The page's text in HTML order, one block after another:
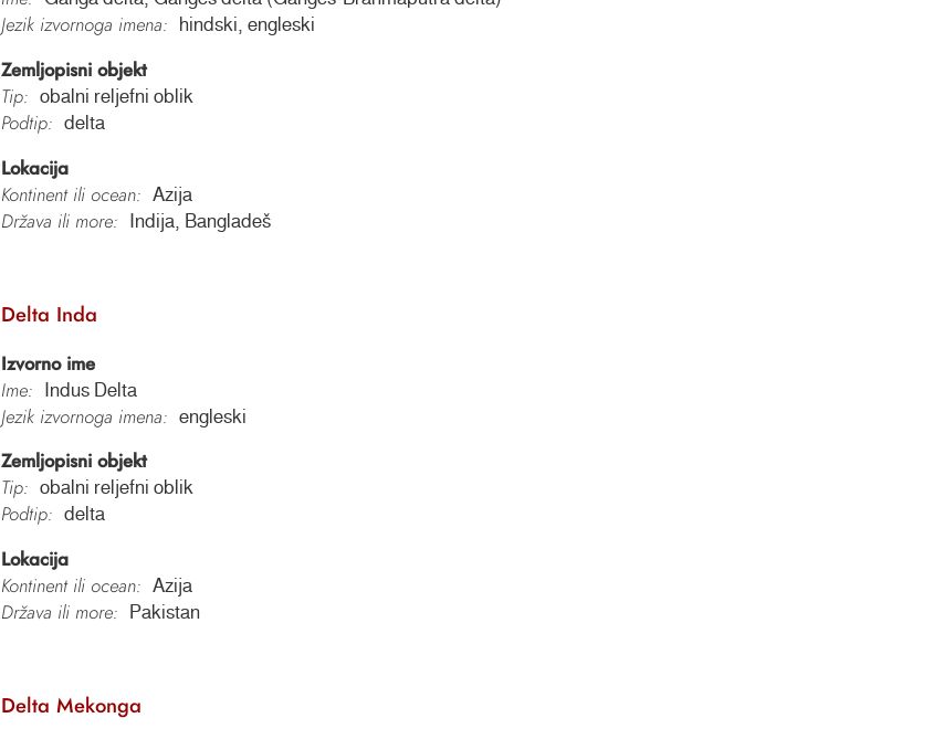
Jezik izvornoga imena: hindski, engleski
Zemljopisni objekt
Tip:
obalni reljefni oblik
Podtip: delta
Lokacija
Kontinent ili ocean:
Azija
Država ili more: Indija, Bangladeš
Delta Inda
Izvorno ime
Ime:
Indus Delta
Jezik izvornoga imena: engleski
Zemljopisni objekt
Tip:
obalni reljefni oblik
Podtip: delta
Lokacija
Kontinent ili ocean:
Azija
Država ili more: Pakistan
Delta Mekonga